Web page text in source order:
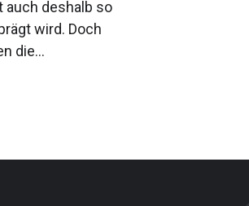
auch deshalb so
wird. Doch
die...